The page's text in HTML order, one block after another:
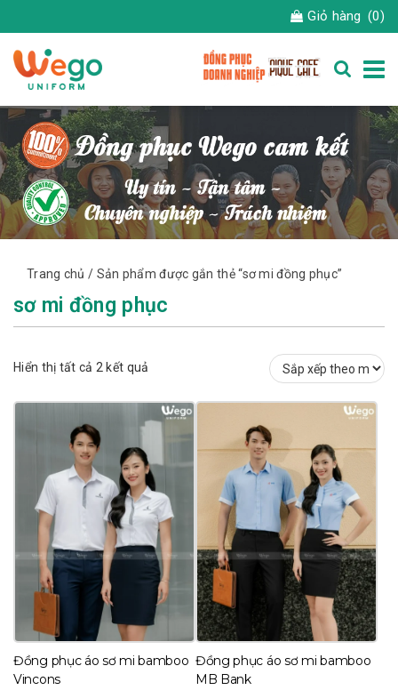
Giỏ hàng (0)
Trang chủ / Sản phẩm được gắn thẻ “sơ mi đồng phục”
sơ mi đồng phục
Hiển thị tất cả 2 kết quả
xếp
mới
nhất
Đồng phục áo sơ mi bamboo
Vincons
Đồng phục áo sơ mi bamboo
MB Bank